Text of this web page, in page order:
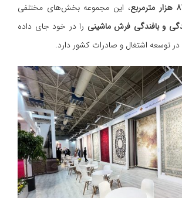
، این مجموعه بخش‌های مختلفی
و بافندگی فرش ماشینی را در خود جای داده
توسعه اشتغال و صادرات کشور دارد.